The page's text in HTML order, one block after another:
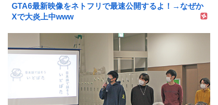
GTA6最新映像をネトフリで最速公開するよ！→なぜか
Xで大炎上中www